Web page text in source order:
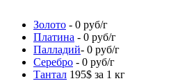
Золото - 0 руб/г
Платина - 0 руб/г
Палладий- 0 руб/г
Серебро - 0 руб/г
Тантал 195$ за 1 кг